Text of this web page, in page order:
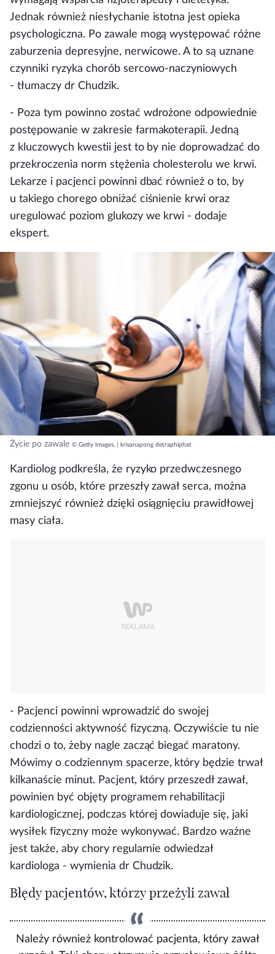
Jednak również niesłychanie istotna jest opieka
psychologiczna. Po zawale mogą występować różne
zaburzenia depresyjne, nerwicowe. A to są uznane
czynniki ryzyka chorób sercowo-naczyniowych
- tłumaczy dr Chudzik.
- Poza tym powinno zostać wdrożone odpowiednie
postępowanie w zakresie farmakoterapii. Jedną
z kluczowych kwestii jest to by nie doprowadzać do
przekroczenia norm stężenia cholesterolu we krwi.
Lekarze i pacjenci powinni dbać również o to, by
u takiego chorego obniżać ciśnienie krwi oraz
uregulować poziom glukozy we krwi - dodaje
ekspert.
Życie po zawale © Getty Images, | krisanapong detraphiphat
Kardiolog podkreśla, że ryzyko przedwczesnego
zgonu u osób, które przeszły zawał serca, można
zmniejszyć również dzięki osiągnięciu prawidłowej
masy ciała.
- Pacjenci powinni wprowadzić do swojej
codzienności aktywność fizyczną. Oczywiście tu nie
chodzi o to, żeby nagle zacząć biegać maratony.
Mówimy o codziennym spacerze, który będzie trwał
kilkanaście minut. Pacjent, który przeszedł zawał,
powinien być objęty programem rehabilitacji
kardiologicznej, podczas której dowiaduje się, jaki
wysiłek fizyczny może wykonywać. Bardzo ważne
jest także, aby chory regularnie odwiedzał
kardiologa - wymienia dr Chudzik.
Błędy pacjentów, którzy przeżyli zawał
Należy również kontrolować pacjenta, który zawał